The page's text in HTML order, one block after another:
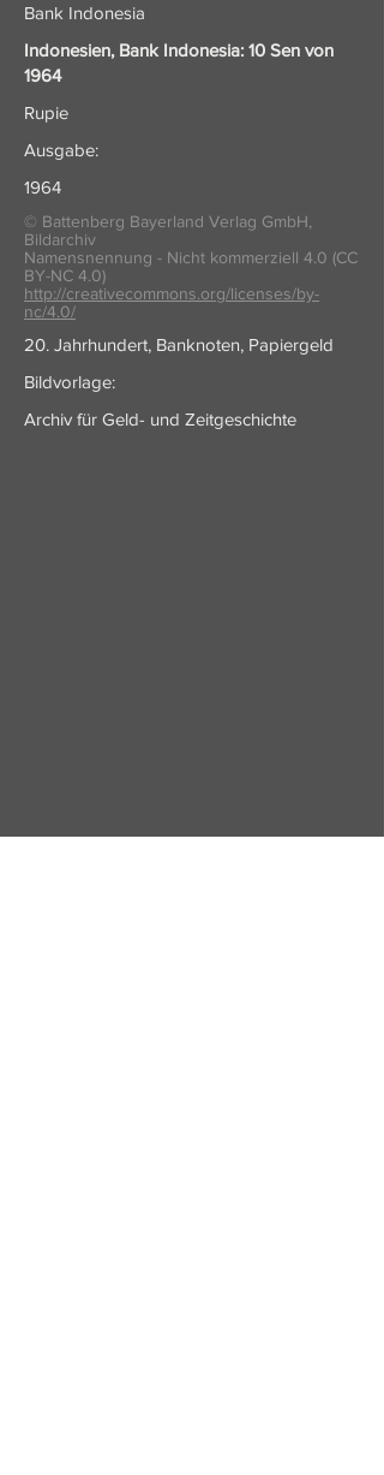
Bank Indonesia
Indonesien, Bank Indonesia: 10 Sen von
1964
Rupie
Ausgabe:
1964
© Battenberg Bayerland Verlag GmbH,
Bildarchiv
Namensnennung - Nicht kommerziell 4.0 (CC
BY-NC 4.0)
http://creativecommons.org/licenses/by-
nc/4.0/
20. Jahrhundert, Banknoten, Papiergeld
Bildvorlage:
Archiv für Geld- und Zeitgeschichte